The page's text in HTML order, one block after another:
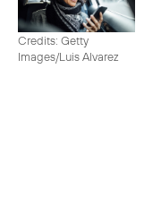
Credits: Getty
Images/Luis Alvarez